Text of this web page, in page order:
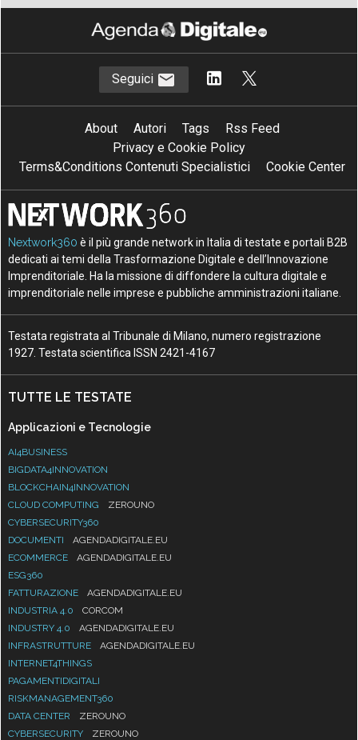
Seguici
About Autori Tags
Rss Feed
Privacy e Cookie Policy
Terms&Conditions Contenuti Specialistici
Cookie Center
Nextwork360 è il più grande network in Italia di testate e portali B2B
dedicati ai temi della Trasformazione Digitale e dell’Innovazione
Imprenditoriale. Ha la missione di diffondere la cultura digitale e
imprenditoriale nelle imprese e pubbliche amministrazioni italiane.
Testata registrata al Tribunale di Milano, numero registrazione
1927. Testata scientifica ISSN 2421-4167
TUTTE LE TESTATE
Applicazioni e Tecnologie
AI4BUSINESS
BIGDATA4INNOVATION
BLOCKCHAIN4INNOVATION
CLOUD COMPUTING
ZEROUNO
CYBERSECURITY360
DOCUMENTI
AGENDADIGITALE.EU
ECOMMERCE
AGENDADIGITALE.EU
ESG360
FATTURAZIONE
AGENDADIGITALE.EU
INDUSTRIA 4.0
CORCOM
INDUSTRY 4.0
AGENDADIGITALE.EU
INFRASTRUTTURE
AGENDADIGITALE.EU
INTERNET4THINGS
PAGAMENTIDIGITALI
RISKMANAGEMENT360
DATA CENTER
ZEROUNO
CYBERSECURITY
ZEROUNO